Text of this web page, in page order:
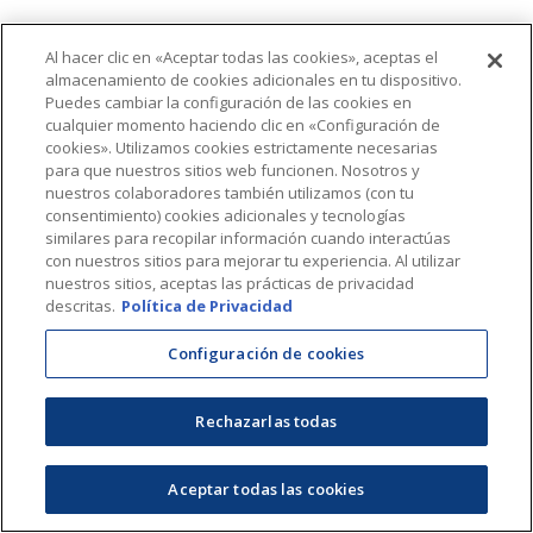
Al hacer clic en «Aceptar todas las cookies», aceptas el
almacenamiento de cookies adicionales en tu dispositivo.
Puedes cambiar la configuración de las cookies en
cualquier momento haciendo clic en «Configuración de
cookies». Utilizamos cookies estrictamente necesarias
para que nuestros sitios web funcionen. Nosotros y
nuestros colaboradores también utilizamos (con tu
consentimiento) cookies adicionales y tecnologías
similares para recopilar información cuando interactúas
con nuestros sitios para mejorar tu experiencia. Al utilizar
nuestros sitios, aceptas las prácticas de privacidad
descritas. Política de Privacidad
Configuración de cookies
Rechazarlas todas
Aceptar todas las cookies